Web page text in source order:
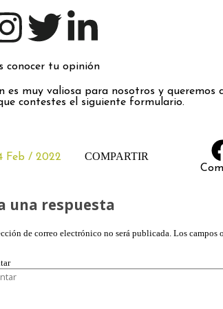
conocer tu opinión
es muy valiosa para nosotros y queremos
contestes el siguiente formulario.
Feb / 2022 COMPARTIR
una respuesta
de correo electrónico no será publicada. Los campos